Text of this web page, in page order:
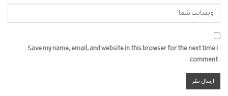
Save my name, email, and website in this browser for the next time I
comment.